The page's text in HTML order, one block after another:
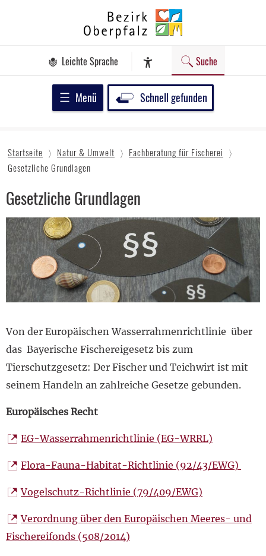
Bezirk
Oberpfalz
Leichte Sprache
Assistenz-Software
Suche
Menü Schnell gefunden
Startseite Natur & Umwelt
Fachberatung für Fischerei
Gesetzliche Grundlagen
Gesetzliche Grundlagen
Von der Europäischen Wasserrahmenrichtlinie über
das Bayerische Fischereigesetz bis zum
Tierschutzgesetz: Der Fischer und Teichwirt ist mit
seinem Handeln an zahlreiche Gesetze gebunden.
Europäisches Recht
EG-Wasserrahmenrichtlinie (EG-WRRL)
Flora-Fauna-Habitat-Richtlinie (92/43/EWG)
Vogelschutz-Richtlinie (79/409/EWG)
Verordnung über den Europäischen Meeres- und
Fischereifonds (508/2014)